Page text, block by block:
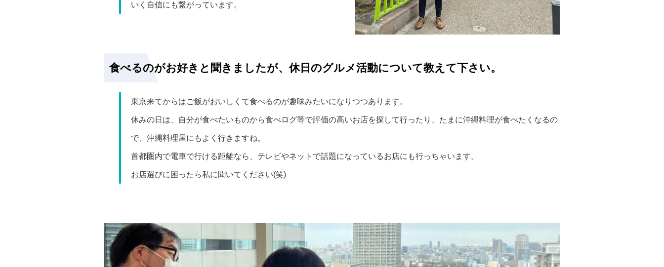
いく自信にも繋がっています。
食べるのがお好きと聞きましたが、休日のグルメ活動について教えて下さい。
東京来てからはご飯がおいしくて食べるのが趣味みたいになりつつあります。
休みの日は、自分が食べたいものから食べログ等で評価の高いお店を探して行ったり、たまに沖縄料理が食べたくなるの
で、沖縄料理屋にもよく行きますね。
首都圏内で電車で行ける距離なら、テレビやネットで話題になっているお店にも行っちゃいます。
お店選びに困ったら私に聞いてください(笑)